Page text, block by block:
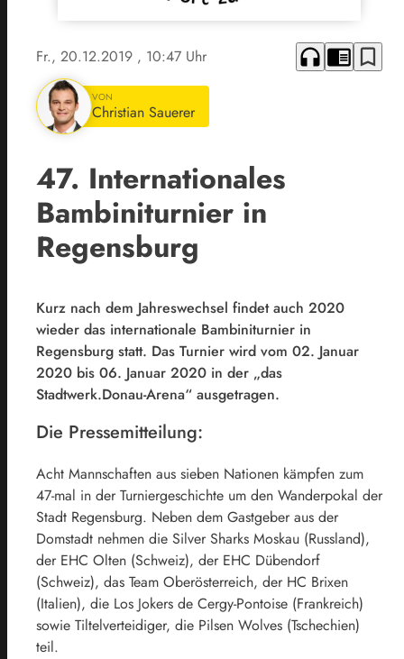
Fr., 20.12.2019 , 10:47 Uhr headphones chrome_reader_mode bookmark_border
VON
Christian Sauerer
47. Internationales
Bambiniturnier in
Regensburg
Kurz nach dem Jahreswechsel findet auch 2020
wieder das internationale Bambiniturnier in
Regensburg statt. Das Turnier wird vom 02. Januar
2020 bis 06. Januar 2020 in der „das
Stadtwerk.Donau-Arena“ ausgetragen.
Die Pressemitteilung:
Acht Mannschaften aus sieben Nationen kämpfen zum
47-mal in der Turniergeschichte um den Wanderpokal der
Stadt Regensburg. Neben dem Gastgeber aus der
Domstadt nehmen die Silver Sharks Moskau (Russland),
der EHC Olten (Schweiz), der EHC Dübendorf
(Schweiz), das Team Oberösterreich, der HC Brixen
(Italien), die Los Jokers de Cergy-Pontoise (Frankreich)
sowie Tiltelverteidiger, die Pilsen Wolves (Tschechien)
teil.